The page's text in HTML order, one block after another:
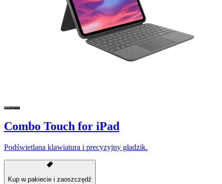
Combo Touch for iPad
Podświetlana klawiatura i precyzyjny gładzik.
Kup w pakiecie i zaoszczędź